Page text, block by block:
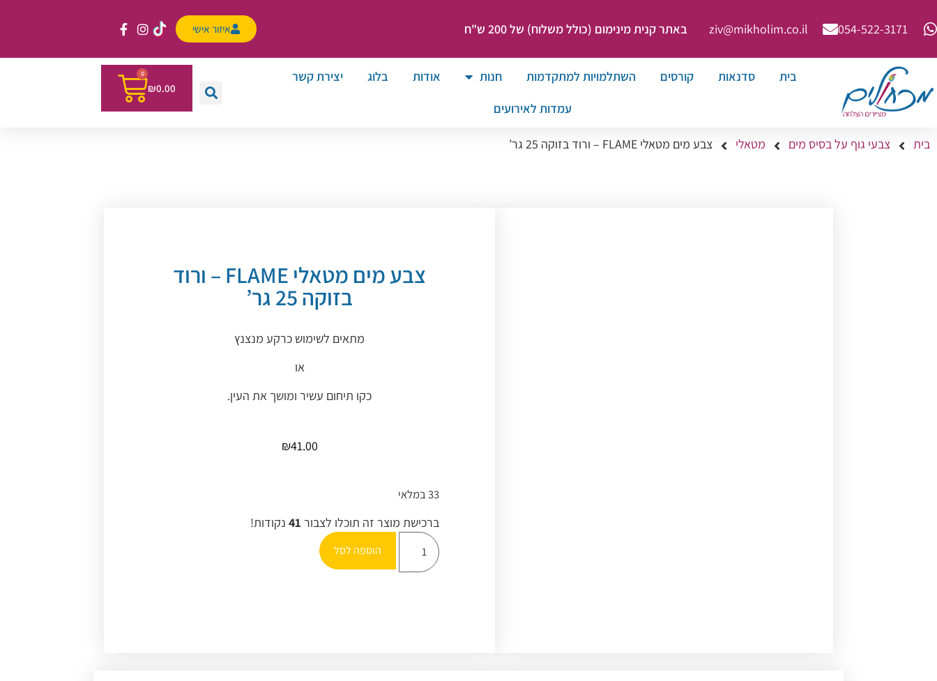
054-522-3171⁩
ziv@mikholim.co.il באתר קנית מינימום (כולל משלוח) של 200 ש"ח איזור אישי
בית סדנאות קורסים השתלמויות למתקדמות חנות אודות בלוג
יצירת קשר
עמדות לאירועים
₪0.00
0
בית צבעי גוף על בסיס מים מטאלי צבע מים מטאלי FLAME – ורוד בזוקה 25 גר’
צבע מים מטאלי FLAME – ורוד
בזוקה 25 גר’
מתאים לשימוש כרקע מנצנץ
או
כקו תיחום עשיר ומושך את העין.
₪41.00
33 במלאי
ברכישת מוצר זה תוכלו לצבור 41 נקודות!
הוספה לסל